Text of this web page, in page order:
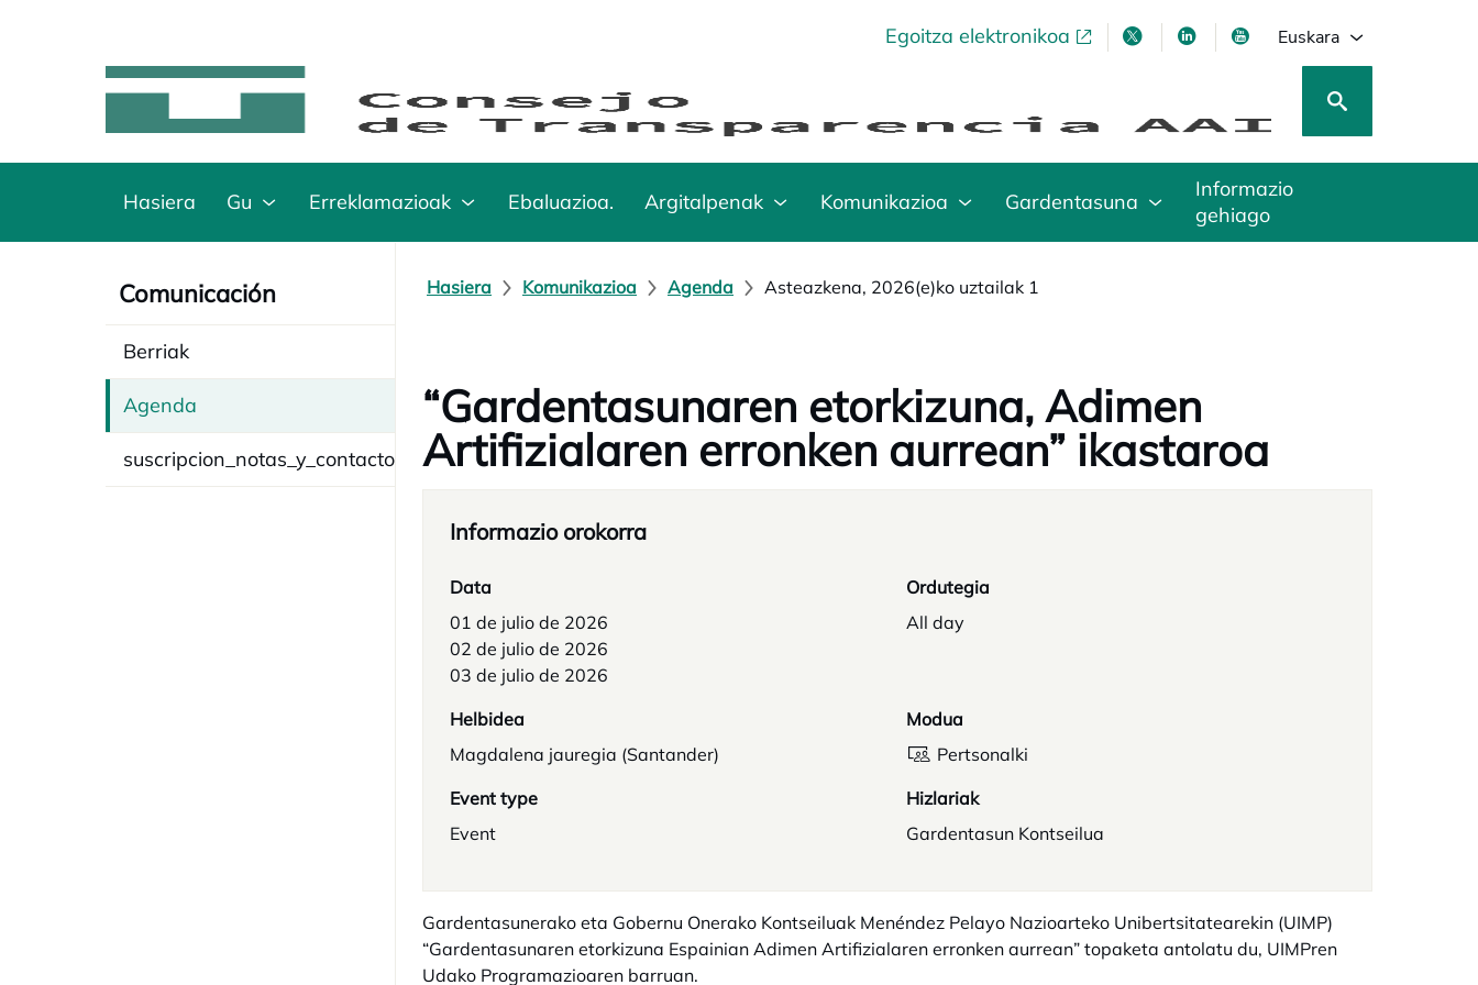
Egoitza elektronikoaopens in a new tabopens in a new tab
opens in a new tab
opens in a new tab
Euskara
Hasiera Gu Erreklamazioak Ebaluazioa. Argitalpenak Komunikazioa Gardentasuna
Informazio
gehiago
Comunicación
Berriak
Agenda
suscripcion_notas_y_contacto
Hasiera Komunikazioa Agenda Asteazkena, 2026(e)ko uztailak 1
“Gardentasunaren etorkizuna, Adimen
Artifizialaren erronken aurrean” ikastaroa
Informazio orokorra
Data
01 de julio de 2026
02 de julio de 2026
03 de julio de 2026
Ordutegia
All day
Helbidea
Magdalena jauregia (Santander)
Modua
Pertsonalki
Event type
Event
Hizlariak
Gardentasun Kontseilua
Gardentasunerako eta Gobernu Onerako Kontseiluak Menéndez Pelayo Nazioarteko Unibertsitatearekin (UIMP)
“Gardentasunaren etorkizuna Espainian Adimen Artifizialaren erronken aurrean” topaketa antolatu du, UIMPren
Udako Programazioaren barruan.